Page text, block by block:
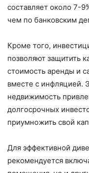
составляет около 7-
чем по банковским
Кроме того,
позволяют защитить
стоимость аренды и
вместе с инфляцией.
недвижимость
долгосрочных
приумножить свой
Для эффективной
рекомендуется